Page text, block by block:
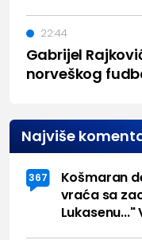
Gabrijel
norveškog
22:44
Najviše
367
Košmaran
vraća sa
Lukasenu..."